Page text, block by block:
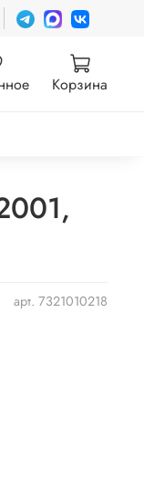
Корзина
арт. 7321010218